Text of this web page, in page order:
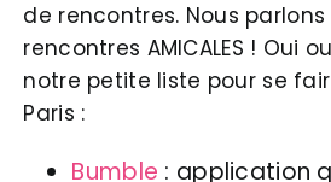
de rencontres. Nous
rencontres AMICALES ! Oui
notre petite liste pour se
Paris :
Bumble : application